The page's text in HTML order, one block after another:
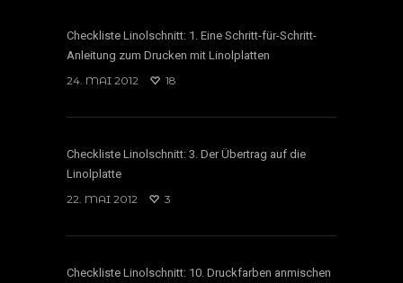
Checkliste Linolschnitt: 1. Eine Schritt-für-Schritt-
Anleitung zum Drucken mit Linolplatten
24. MAI 2012
18
Checkliste Linolschnitt: 3. Der Übertrag auf die
Linolplatte
22. MAI 2012
3
Checkliste Linolschnitt: 10. Druckfarben anmischen